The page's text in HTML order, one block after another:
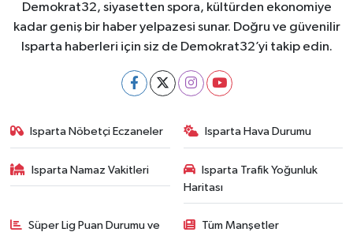
Demokrat32, siyasetten spora, kültürden ekonomiye
kadar geniş bir haber yelpazesi sunar. Doğru ve güvenilir
Isparta haberleri için siz de Demokrat32’yi takip edin.
Isparta Nöbetçi Eczaneler Isparta Hava Durumu
Isparta Namaz Vakitleri
Isparta Trafik Yoğunluk
Haritası
Süper Lig Puan Durumu ve
Tüm Manşetler